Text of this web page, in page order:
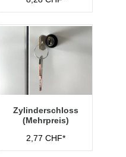
Zylinderschloss
(Mehrpreis)
2,77 CHF*